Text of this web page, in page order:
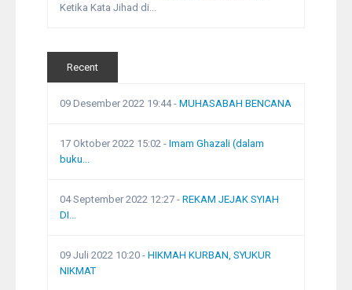
Ketika Kata Jihad di...
Recent
09 Desember 2022 19:44- MUHASABAH BENCANA
17 Oktober 2022 15:02 - Imam Ghazali (dalam
buku...
04 September 2022 12:27 - REKAM JEJAK SYIAH
DI...
09 Juli 2022 10:20 - HIKMAH KURBAN, SYUKUR
NIKMAT